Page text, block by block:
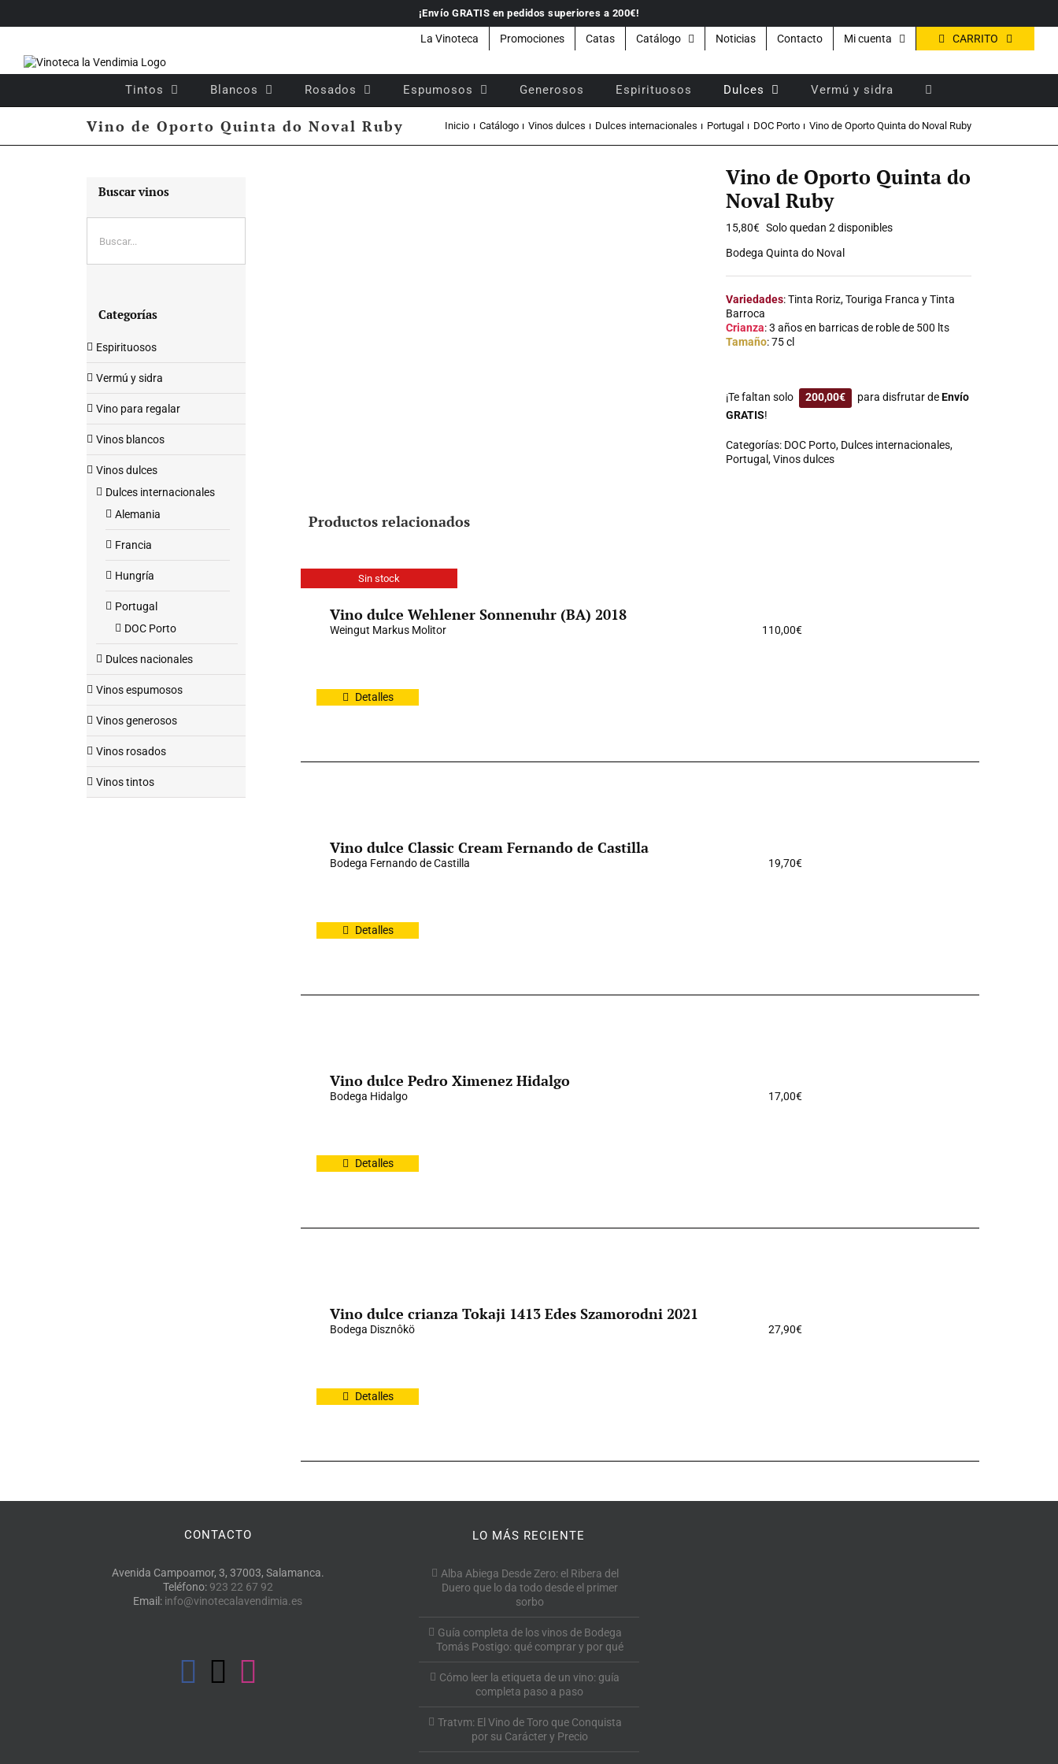
¡Envío GRATIS en pedidos superiores a 200€!
La Vinoteca Promociones Catas Catálogo Noticias Contacto Mi cuenta CARRITO
Tintos Blancos Rosados Espumosos Generosos Espirituosos Dulces Vermú y sidra
Vino de Oporto Quinta do Noval Ruby Inicio Catálogo Vinos dulces Dulces internacionales Portugal DOC Porto Vino de Oporto Quinta do Noval Ruby
Vino de Oporto Quinta do
Noval Ruby
15,80€ Solo quedan 2 disponibles
Bodega Quinta do Noval
Variedades: Tinta Roriz, Touriga Franca y Tinta
Barroca
Crianza: 3 años en barricas de roble de 500 lts
Tamaño: 75 cl
¡Te faltan solo 200,00€ para disfrutar deEnvío
GRATIS!
Categorías: DOC Porto, Dulces internacionales,
Portugal,Vinos dulces
Productos relacionados
Sin stock
Vino dulce Wehlener Sonnenuhr (BA) 2018
Weingut Markus Molitor 110,00€
Detalles
Vino dulce Classic Cream Fernando de Castilla
Bodega Fernando de Castilla 19,70€
Detalles
Vino dulce Pedro Ximenez Hidalgo
Bodega Hidalgo 17,00€
Detalles
Vino dulce crianza Tokaji 1413 Edes Szamorodni 2021
Bodega Disznôkö 27,90€
Detalles
Buscar vinos
Categorías
Espirituosos
Vermú y sidra
Vino para regalar
Vinos blancos
Vinos dulces
Dulces internacionales
Alemania
Francia
Hungría
Portugal
DOC Porto
Dulces nacionales
Vinos espumosos
Vinos generosos
Vinos rosados
Vinos tintos
CONTACTO
Avenida Campoamor, 3, 37003, Salamanca.
Teléfono: 923 22 67 92
Email: info@vinotecalavendimia.es
LO MÁS RECIENTE
Alba Abiega Desde Zero: el Ribera del
Duero que lo da todo desde el primer
sorbo
Guía completa de los vinos de Bodega
Tomás Postigo: qué comprar y por qué
Cómo leer la etiqueta de un vino: guía
completa paso a paso
Tratvm: El Vino de Toro que Conquista
por su Carácter y Precio